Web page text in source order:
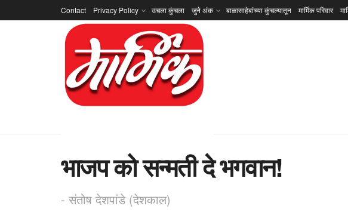
Contact Privacy Policy उचला कुंचला जुने अंक बाळासाहेबांच्या कुंचल्यातून मार्मिक परिवार
भाजप को सन्मती दे भगवान!
- संतोष देशपांडे (देशकाल)